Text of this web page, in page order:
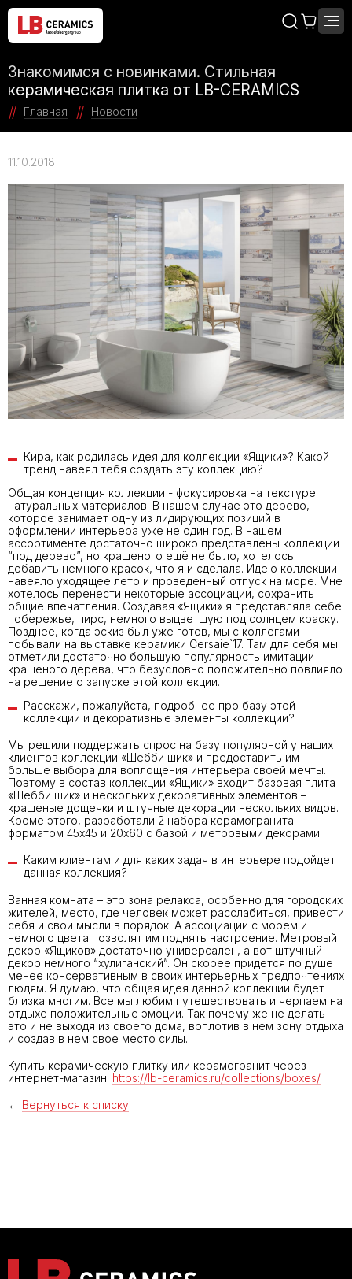
Знакомимся с новинками. Стильная
керамическая плитка от LB-CERAMICS
Главная Новости
11.10.2018
Кира, как родилась идея для коллекции «Ящики»? Какой
тренд навеял тебя создать эту коллекцию?
Общая концепция коллекции - фокусировка на текстуре
натуральных материалов. В нашем случае это дерево,
которое занимает одну из лидирующих позиций в
оформлении интерьера уже не один год. В нашем
ассортименте достаточно широко представлены коллекции
“под дерево”, но крашеного ещё не было, хотелось
добавить немного красок, что я и сделала. Идею коллекции
навеяло уходящее лето и проведенный отпуск на море. Мне
хотелось перенести некоторые ассоциации, сохранить
общие впечатления. Создавая «Ящики» я представляла себе
побережье, пирс, немного выцветшую под солнцем краску.
Позднее, когда эскиз был уже готов, мы с коллегами
побывали на выставке керамики Cersaie`17. Там для себя мы
отметили достаточно большую популярность имитации
крашеного дерева, что безусловно положительно повлияло
на решение о запуске этой коллекции.
Расскажи, пожалуйста, подробнее про базу этой
коллекции и декоративные элементы коллекции?
Мы решили поддержать спрос на базу популярной у наших
клиентов коллекции «Шебби шик» и предоставить им
больше выбора для воплощения интерьера своей мечты.
Поэтому в состав коллекции «Ящики» входит базовая плита
«Шебби шик» и нескольких декоративных элементов –
крашеные дощечки и штучные декорации нескольких видов.
Кроме этого, разработали 2 набора керамогранита
форматом 45х45 и 20х60 с базой и метровыми декорами.
Каким клиентам и для каких задач в интерьере подойдет
данная коллекция?
Ванная комната – это зона релакса, особенно для городских
жителей, место, где человек может расслабиться, привести
себя и свои мысли в порядок. А ассоциации с морем и
немного цвета позволят им поднять настроение. Метровый
декор «Ящиков» достаточно универсален, а вот штучный
декор немного “хулиганский”. Он скорее придется по душе
менее консервативным в своих интерьерных предпочтениях
людям. Я думаю, что общая идея данной коллекции будет
близка многим. Все мы любим путешествовать и черпаем на
отдыхе положительные эмоции. Так почему же не делать
это и не выходя из своего дома, воплотив в нем зону отдыха
и создав в нем свое место силы.
Купить керамическую плитку или керамогранит через
интернет-магазин: https://lb-ceramics.ru/collections/boxes/
← Вернуться к списку